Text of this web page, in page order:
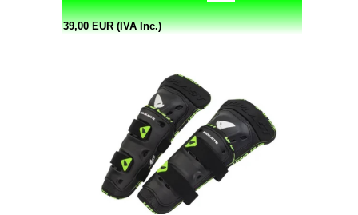
39,00 EUR (IVA Inc.)